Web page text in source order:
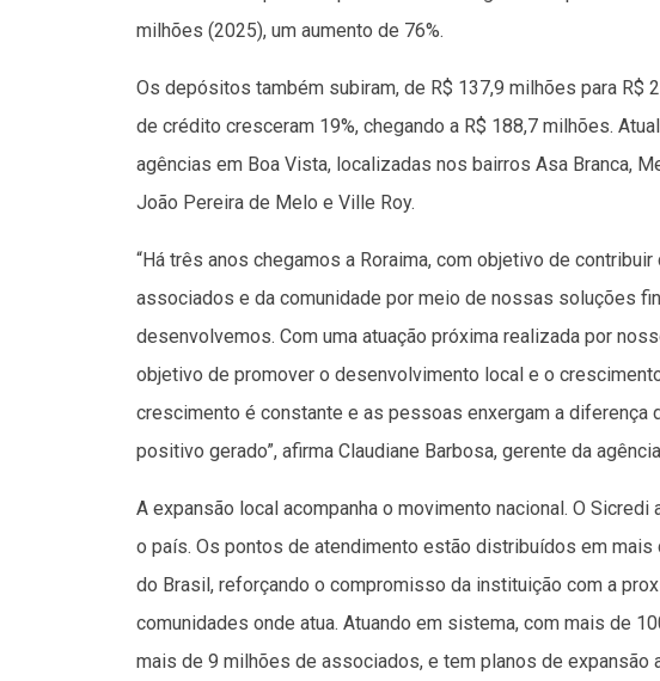
milhões (2025), um aumento de 76%.
Os depósitos também subiram, de R$ 137,9 milhões para R$
de crédito cresceram 19%, chegando a R$ 188,7 milhões.
agências em Boa Vista, localizadas nos bairros Asa Branca,
João Pereira de Melo e Ville Roy.
“Há três anos chegamos a Roraima, com objetivo de
associados e da comunidade por meio de nossas soluções
desenvolvemos. Com uma atuação próxima realizada por
objetivo de promover o desenvolvimento local e o
crescimento é constante e as pessoas enxergam a
positivo gerado”, afirma Claudiane Barbosa, gerente da
A expansão local acompanha o movimento nacional. O
o país. Os pontos de atendimento estão distribuídos em
do Brasil, reforçando o compromisso da instituição com a
comunidades onde atua. Atuando em sistema, com mais de
mais de 9 milhões de associados, e tem planos de expansão